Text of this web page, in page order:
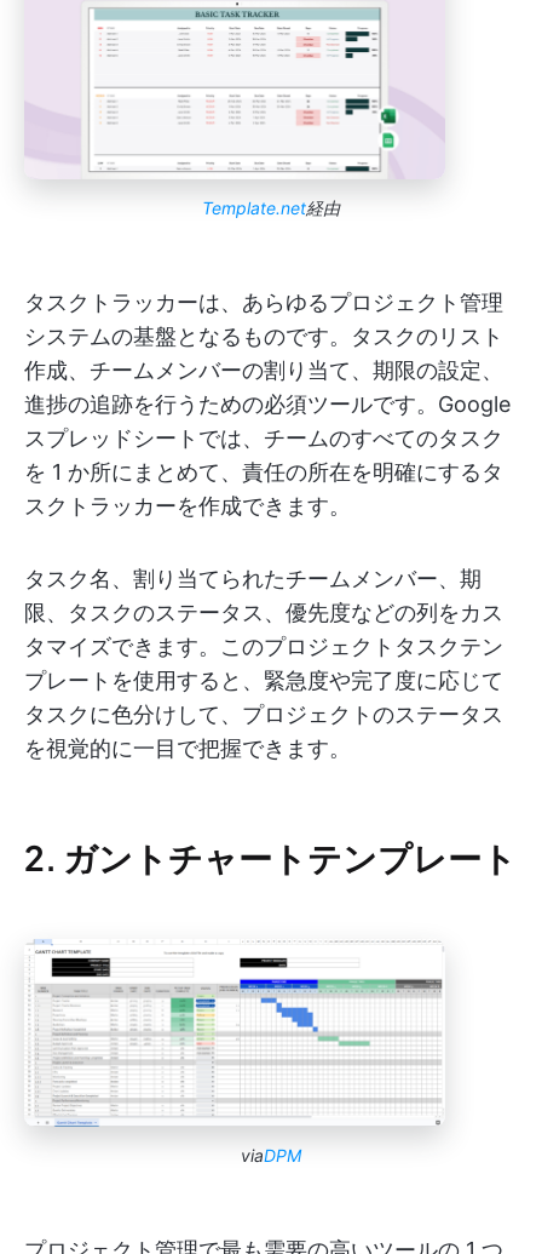
Template.net経由
タスクトラッカーは、あらゆるプロジェクト管理
システムの基盤となるものです。タスクのリスト
作成、チームメンバーの割り当て、期限の設定、
進捗の追跡を行うための必須ツールです。Google
スプレッドシートでは、チームのすべてのタスク
を 1 か所にまとめて、責任の所在を明確にするタ
スクトラッカーを作成できます。
タスク名、割り当てられたチームメンバー、期
限、タスクのステータス、優先度などの列をカス
タマイズできます。このプロジェクトタスクテン
プレートを使用すると、緊急度や完了度に応じて
タスクに色分けして、プロジェクトのステータス
を視覚的に一目で把握できます。
2. ガントチャートテンプレート
viaDPM